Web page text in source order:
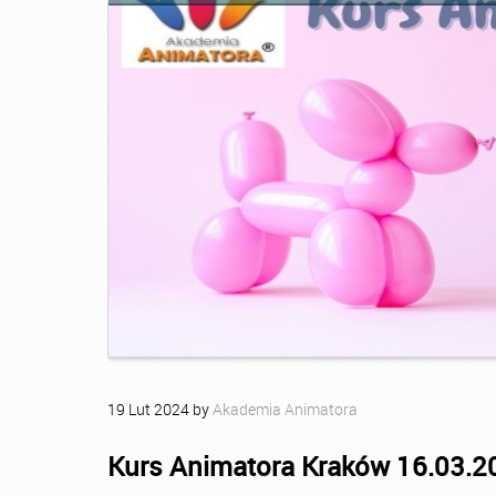
19 Lut2024 byAkademia Animatora
Kurs Animatora Kraków